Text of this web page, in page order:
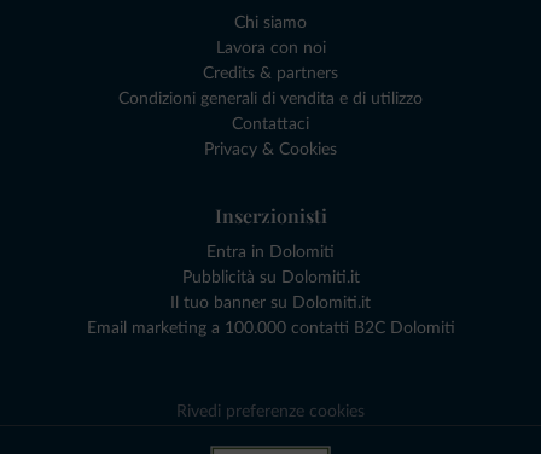
Chi siamo
Lavora con noi
Credits & partners
Condizioni generali di vendita e di utilizzo
Contattaci
Privacy & Cookies
Inserzionisti
Entra in Dolomiti
Pubblicità su Dolomiti.it
Il tuo banner su Dolomiti.it
Email marketing a 100.000 contatti B2C Dolomiti
Rivedi preferenze cookies